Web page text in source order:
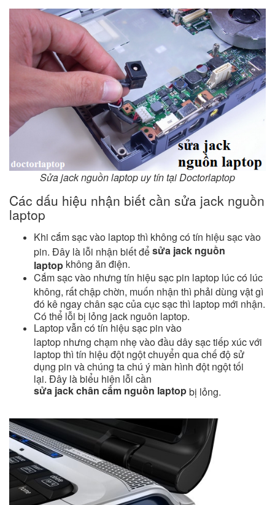
Sửa jack nguồn laptop uy tín tại Doctorlaptop
Các dấu hiệu nhận biết cần sửa jack nguồn
laptop
Khi cắm sạc vào laptop thì không có tín hiệu sạc vào
pin. Đây là lỗi nhận biết để sửa jack nguồn
laptop không ăn điện.
Cắm sạc vào nhưng tín hiệu sạc pin laptop lúc có lúc
không, rất chập chờn, muốn nhận thì phải dùng vật gì
đó kê ngay chân sạc của cục sạc thì laptop mới nhận.
Có thể lỗi bị lỏng jack nguôn laptop.
Laptop vẫn có tín hiệu sạc pin vào
laptop nhưng chạm nhẹ vào đầu dây sạc tiếp xúc với
laptop thì tín hiệu đột ngột chuyển qua chế độ sử
dụng pin và chúng ta chú ý màn hình đột ngột tối
lại. Đây là biểu hiện lỗi cần
sửa jack chân cắm nguồn laptop bị lỏng.